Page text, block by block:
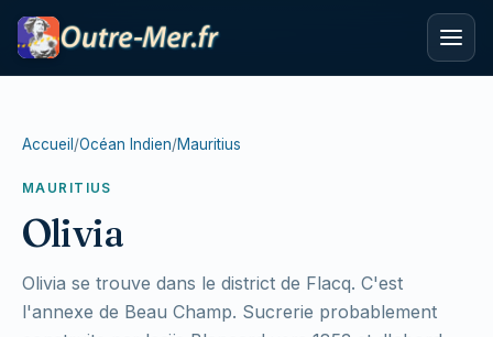
Accueil /Océan Indien/Mauritius
MAURITIUS
Olivia
Olivia se trouve dans le district de Flacq. C'est
l'annexe de Beau Champ. Sucrerie probablement